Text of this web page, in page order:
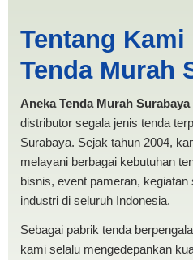
Serang |
TENDA MURAH
Tentang Kami
Tenda Murah
Aneka Tenda Murah Surabaya
distributor segala jenis tenda
Surabaya. Sejak tahun 2004,
melayani berbagai kebutuhan
bisnis, event pameran,
industri di seluruh Indonesia.
Sebagai pabrik tenda
kami selalu mengedepankan